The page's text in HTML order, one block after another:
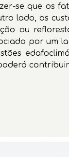
se que os
lado, os
ou
por um